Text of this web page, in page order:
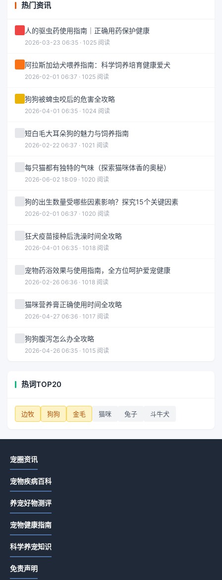
热门资讯
人的驱虫药使用指南｜正确用药保护健康
2026-03-23 06:35 · 1025 阅读
阿拉斯加幼犬喂养指南：科学饲养培育健康爱犬
2026-02-01 06:37 · 1025 阅读
狗狗被蜱虫咬后的危害全攻略
2026-04-01 06:35 · 1024 阅读
短白毛大耳朵狗的魅力与饲养指南
2026-02-22 06:37 · 1021 阅读
每只猫都有独特的气味（探索猫咪体香的奥秘）
2026-06-02 18:09 · 1020 阅读
狗的出生数量受哪些因素影响？探究15个关键因素
2026-02-01 06:37 · 1020 阅读
狂犬疫苗接种后洗澡时间全攻略
2026-04-01 06:35 · 1018 阅读
宠物药浴效果与使用指南，全方位呵护爱宠健康
2026-02-26 06:36 · 1018 阅读
猫咪营养膏正确使用时间全攻略
2026-04-27 06:36 · 1017 阅读
狗狗腹泻怎么办全攻略
2026-04-26 06:35 · 1015 阅读
热词TOP20
边牧 狗狗 金毛 猫咪 兔子 斗牛犬
宠圈资讯
宠物疾病百科
养宠好物测评
宠物健康指南
科学养宠知识
免责声明